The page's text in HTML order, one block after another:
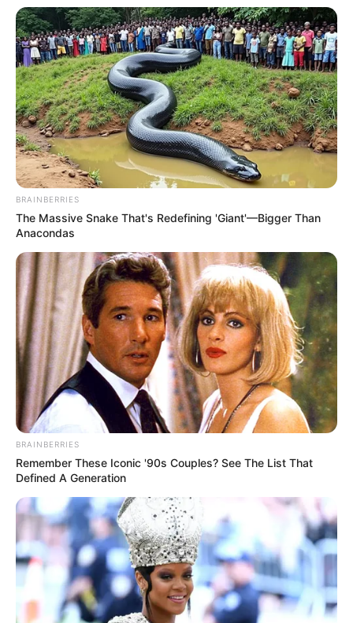
Weitere Ausflugsziele und Sehenswürdigkeiten sind
in der erweitertenUmkreissuche für Flensburgund
unterTagesausflugsziele für Flensburgzu finden. Es
gibt die Möglichkeit fehlendeAusflugstipps einzutra
gen.
Veranstaltung Flensburg eintragen
ganz Deutschland
BRAINBERRIES
The Massive Snake That's Redefining 'Giant'—Bigger Than
Anacondas
BRAINBERRIES
Remember These Iconic '90s Couples? See The List That
Defined A Generation